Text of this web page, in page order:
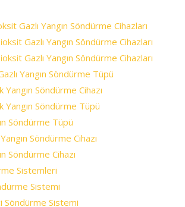
Gazlı Yangın Söndürme Cihazları
Gazlı Yangın Söndürme Cihazları
Gazlı Yangın Söndürme Cihazları
Yangın Söndürme Tüpü
Söndürme Cihazı
Söndürme Tüpü
Söndürme Tüpü
Söndürme Cihazı
Söndürme Cihazı
Sistemleri
Sistemi
Söndürme Sistemi